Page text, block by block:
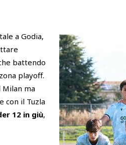
a Godia,
battendo
playoff.
ma
con il Tuzla
12 in giù,